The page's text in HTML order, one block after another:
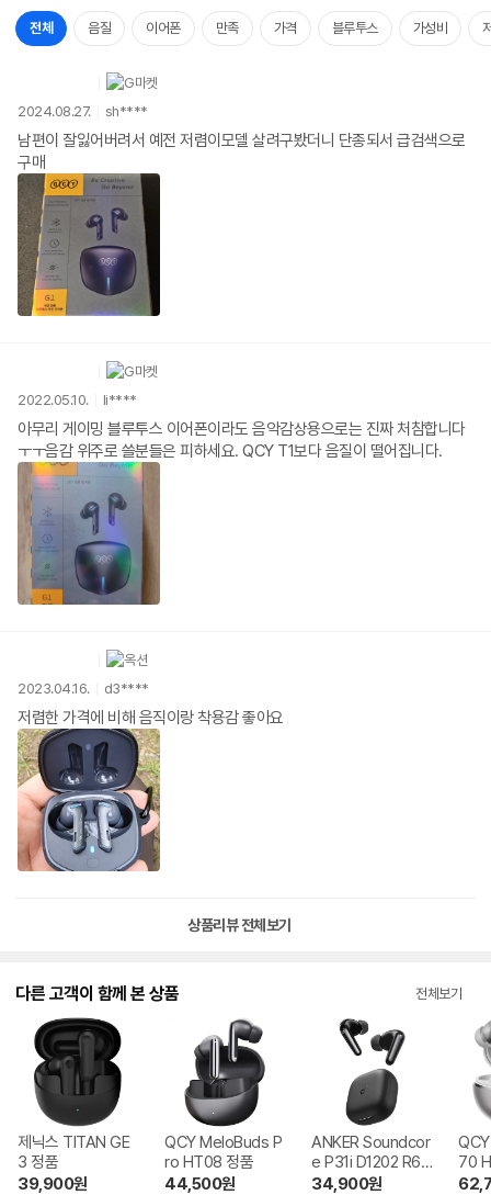
전체 음질 이어폰 만족 가격 블루투스 가성비
2024.08.27. sh****
남편이 잘잃어버려서 예전 저렴이모델 살려구봤더니 단종되서 급검색으로
구매
2022.05.10. li****
아무리 게이밍 블루투스 이어폰이라도 음악감상용으로는 진짜 처참합니다
ㅜㅜ음감 위주로 쓸분들은 피하세요. QCY T1보다 음질이 떨어집니다.
2023.04.16. d3****
저렴한 가격에 비해 음직이랑 착용감 좋아요
상품리뷰 전체보기
다른 고객이 함께 본 상품 전체보기
제닉스 TITAN GE
3 정품
39,900원
QCY MeloBuds P
ro HT08 정품
44,500원
ANKER Soundcor
e P31i D1202 R60
i NC 정품
34,900원
70